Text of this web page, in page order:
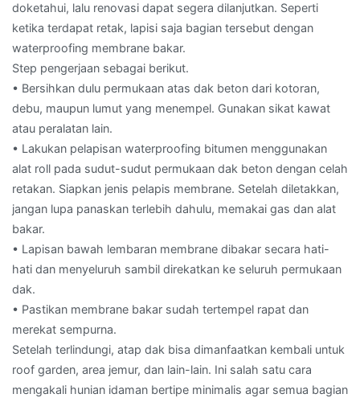
doketahui, lalu renovasi dapat segera dilanjutkan. Seperti
ketika terdapat retak, lapisi saja bagian tersebut dengan
waterproofing membrane bakar.
Step pengerjaan sebagai berikut.
• Bersihkan dulu permukaan atas dak beton dari kotoran,
debu, maupun lumut yang menempel. Gunakan sikat kawat
atau peralatan lain.
• Lakukan pelapisan waterproofing bitumen menggunakan
alat roll pada sudut-sudut permukaan dak beton dengan celah
retakan. Siapkan jenis pelapis membrane. Setelah diletakkan,
jangan lupa panaskan terlebih dahulu, memakai gas dan alat
bakar.
• Lapisan bawah lembaran membrane dibakar secara hati-
hati dan menyeluruh sambil direkatkan ke seluruh permukaan
dak.
• Pastikan membrane bakar sudah tertempel rapat dan
merekat sempurna.
Setelah terlindungi, atap dak bisa dimanfaatkan kembali untuk
roof garden, area jemur, dan lain-lain. Ini salah satu cara
mengakali hunian idaman bertipe minimalis agar semua bagian